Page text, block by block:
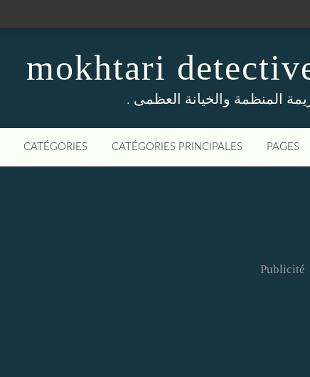
mokhtari
المنظمة والخيانة العظمى
CATÉGORIES CATÉGORIES PRINCIPALES PAGES
Publicité